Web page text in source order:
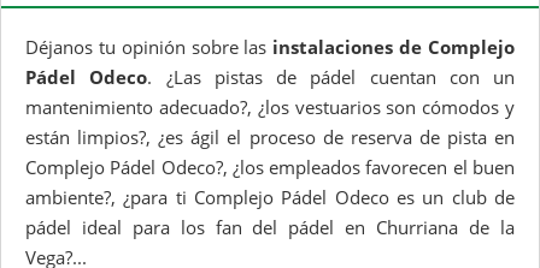
Déjanos tu opinión sobre las instalaciones de Complejo
Pádel Odeco. ¿Las pistas de pádel cuentan con un
mantenimiento adecuado?, ¿los vestuarios son cómodos y
están limpios?, ¿es ágil el proceso de reserva de pista en
Complejo Pádel Odeco?, ¿los empleados favorecen el buen
ambiente?, ¿para ti Complejo Pádel Odeco es un club de
pádel ideal para los fan del pádel en Churriana de la
Vega?...